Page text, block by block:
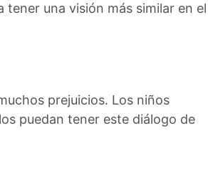
una visión más similar en el
prejuicios. Los niños
puedan tener este diálogo de